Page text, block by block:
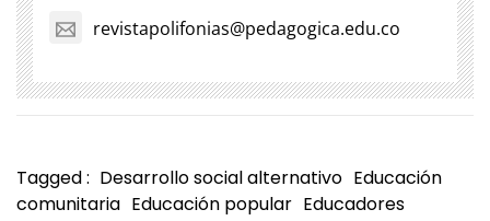
revistapolifonias@pedagogica.edu.co
Tagged : Desarrollo social alternativo Educación
comunitaria Educación popular Educadores